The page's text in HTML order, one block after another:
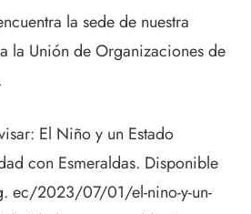
la sede de nuestra
la Unión de Organizaciones de
El Niño y un Estado
con Esmeraldas. Disponible
ec/2023/07/01/el-nino-y-un-